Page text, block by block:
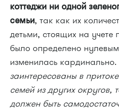
коттеджи ни одной
семьи, так как их
детьми, стоящих на
было определено
изменилась кардинально.
заинтересованы в
семей из других округов,
должен быть